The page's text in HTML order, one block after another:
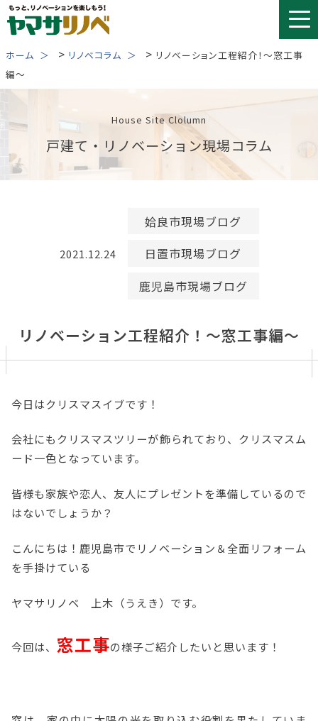
Skip
to
ホーム > リノベコラム > リノベーション工程紹介！～窓工事
編～
House Site Clolumn
戸建て・リノベーション現場コラム
2021.12.24
姶良市現場ブログ
日置市現場ブログ
鹿児島市現場ブログ
リノベーション工程紹介！～窓工事編～
今日はクリスマスイブです！
会社にもクリスマスツリーが飾られており、クリスマスム
ード一色となっています。
皆様も家族や恋人、友人にプレゼントを準備しているので
はないでしょうか？
こんにちは！鹿児島市でリノベーション＆全面リフォーム
を手掛けている
ヤマサリノベ 上木（うえき）です。
今回は、 窓工事の様子ご紹介したいと思います！